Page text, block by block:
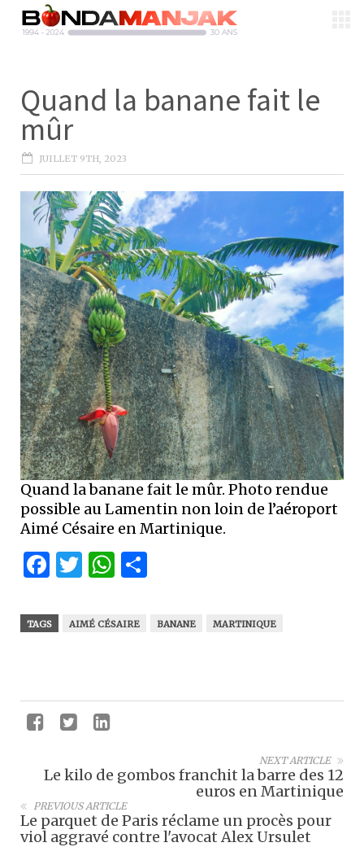
Quand la banane fait le
mûr
JUILLET 9TH, 2023
Quand la banane fait le mûr. Photo rendue
possible au Lamentin non loin de l’aéroport
Aimé Césaire en Martinique.
Facebook
Twitter
WhatsApp
TAGS AIMÉ CÉSAIRE BANANE MARTINIQUE
NEXT ARTICLE
Le kilo de gombos franchit la barre des 12
euros en Martinique
PREVIOUS ARTICLE
Le parquet de Paris réclame un procès pour
viol aggravé contre l'avocat Alex Ursulet